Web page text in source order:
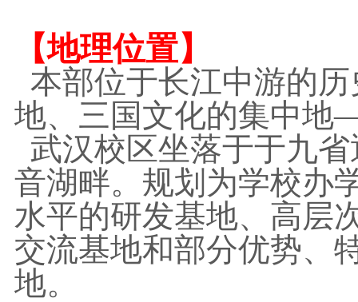
【地理位置】
本部位于长江中游的
地、 三国文化的集中地
武汉校区坐落于于九
音湖畔。规划为学校办
水平的研发基地、高层
交流基地和部分优势、
地。